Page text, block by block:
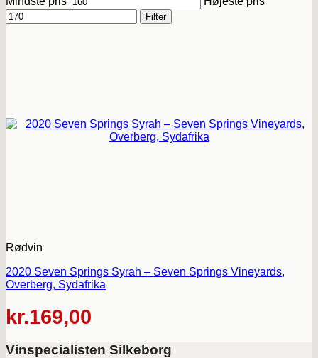
Filter
Rødvin
2020 Seven Springs Syrah – Seven Springs Vineyards,
Overberg, Sydafrika
kr.169,00
Vinspecialisten Silkeborg